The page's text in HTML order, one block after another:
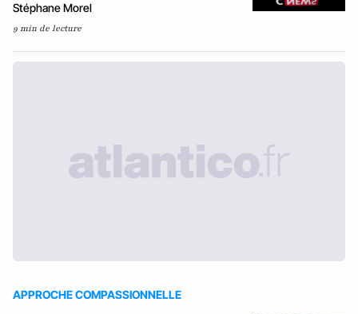
Stéphane Morel
9 min de lecture
APPROCHE COMPASSIONNELLE